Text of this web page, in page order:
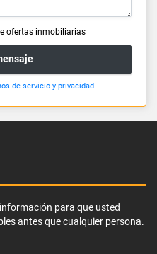
ofertas inmobiliarias
de servicio y privacidad
para que usted
antes que cualquier persona.